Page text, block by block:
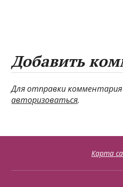
Добавить
Для отправки
авторизоваться.
Карта